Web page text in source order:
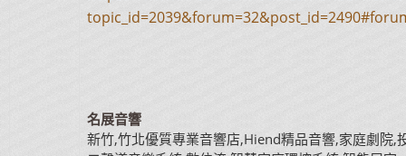
名展音響
新竹,竹北優質專業音響店,Hiend精品音響,家庭劇院,